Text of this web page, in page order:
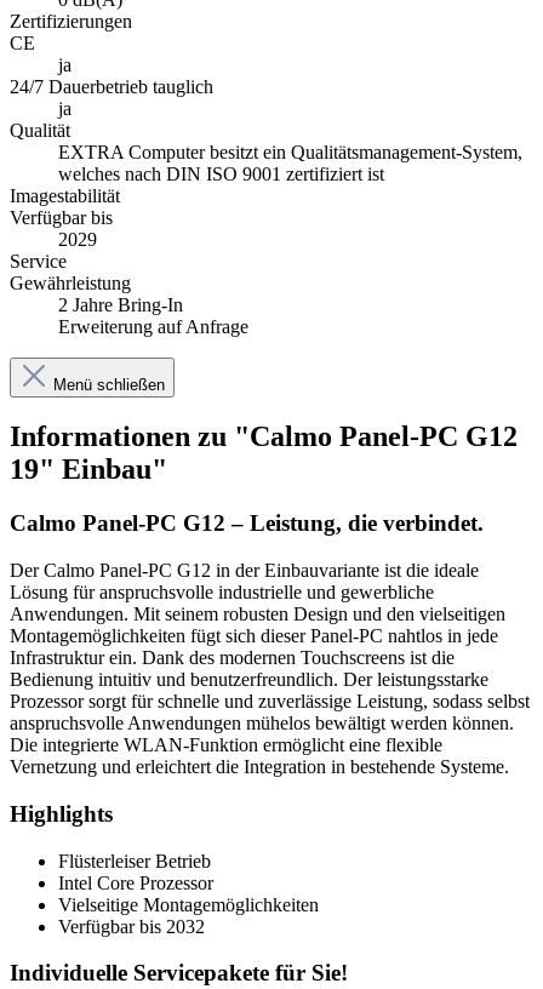
Zertifizierungen
CE
ja
24/7 Dauerbetrieb tauglich
ja
Qualität
EXTRA Computer besitzt ein Qualitätsmanagement-System,
welches nach DIN ISO 9001 zertifiziert ist
Imagestabilität
Verfügbar bis
2029
Service
Gewährleistung
2 Jahre Bring-In
Erweiterung auf Anfrage
Menü schließen
Informationen zu "Calmo Panel-PC G12
19" Einbau"
Calmo Panel-PC G12 – Leistung, die verbindet.
Der Calmo Panel-PC G12 in der Einbauvariante ist die ideale
Lösung für anspruchsvolle industrielle und gewerbliche
Anwendungen. Mit seinem robusten Design und den vielseitigen
Montagemöglichkeiten fügt sich dieser Panel-PC nahtlos in jede
Infrastruktur ein. Dank des modernen Touchscreens ist die
Bedienung intuitiv und benutzerfreundlich. Der leistungsstarke
Prozessor sorgt für schnelle und zuverlässige Leistung, sodass selbst
anspruchsvolle Anwendungen mühelos bewältigt werden können.
Die integrierte WLAN-Funktion ermöglicht eine flexible
Vernetzung und erleichtert die Integration in bestehende Systeme.
Highlights
Flüsterleiser Betrieb
Intel Core Prozessor
Vielseitige Montagemöglichkeiten
Verfügbar bis 2032
Individuelle Servicepakete für Sie!